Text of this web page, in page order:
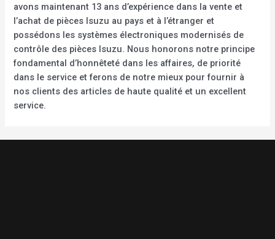
avons maintenant 13 ans d’expérience dans la vente et
l’achat de pièces Isuzu au pays et à l’étranger et
possédons les systèmes électroniques modernisés de
contrôle des pièces Isuzu. Nous honorons notre principe
fondamental d’honnêteté dans les affaires, de priorité
dans le service et ferons de notre mieux pour fournir à
nos clients des articles de haute qualité et un excellent
service.